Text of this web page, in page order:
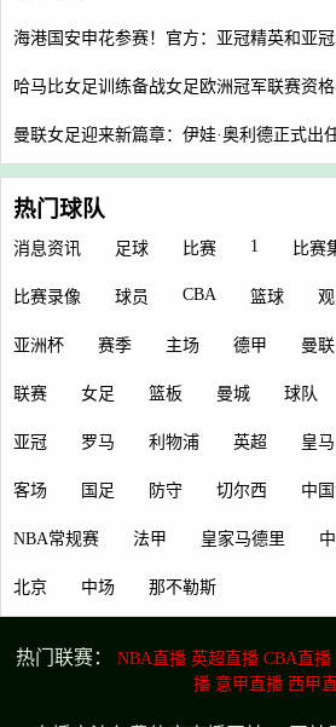
海港国安申花参赛！官方：亚冠精英和亚
哈马比女足训练备战女足欧洲冠军联赛资
曼联女足迎来新篇章：伊娃·奥利德正式出
热门球队
消息资讯 足球 比赛 1 比赛
比赛录像 球员 CBA 篮球
亚洲杯 赛季 主场 德甲 曼联
联赛 女足 篮板 曼城 球队
亚冠 罗马 利物浦 英超 皇马
客场 国足 防守 切尔西 中
NBA常规赛 法甲 皇家马德里
北京 中场 那不勒斯
热门联赛： NBA直播 英超直播 CBA直播
播 意甲直播 西甲